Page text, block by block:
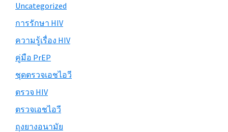
Uncategorized
การรักษา HIV
ความรู้เรื่อง HIV
คู่มือ PrEP
ชุดตรวจเอชไอวี
ตรวจ HIV
ตรวจเอชไอวี
ถุงยางอนามัย